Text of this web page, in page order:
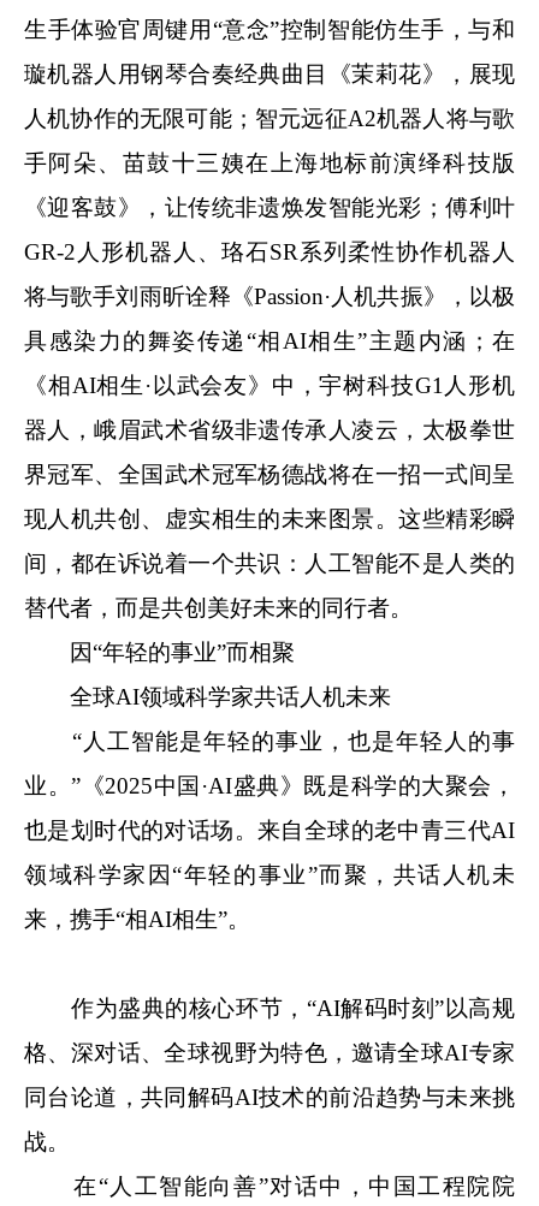
生手体验官周键用“意念”控制智能仿生手，与和
璇机器人用钢琴合奏经典曲目《茉莉花》，展现
人机协作的无限可能；智元远征A2机器人将与歌
手阿朵、苗鼓十三姨在上海地标前演绎科技版
《迎客鼓》，让传统非遗焕发智能光彩；傅利叶
GR-2人形机器人、珞石SR系列柔性协作机器人
将与歌手刘雨昕诠释《Passion·人机共振》，以极
具感染力的舞姿传递“相AI相生”主题内涵；在
《相AI相生·以武会友》中，宇树科技G1人形机
器人，峨眉武术省级非遗传承人凌云，太极拳世
界冠军、全国武术冠军杨德战将在一招一式间呈
现人机共创、虚实相生的未来图景。这些精彩瞬
间，都在诉说着一个共识：人工智能不是人类的
替代者，而是共创美好未来的同行者。
因“年轻的事业”而相聚
全球AI领域科学家共话人机未来
“人工智能是年轻的事业，也是年轻人的事
业。”《2025中国·AI盛典》既是科学的大聚会，
也是划时代的对话场。来自全球的老中青三代AI
领域科学家因“年轻的事业”而聚，共话人机未
来，携手“相AI相生”。
作为盛典的核心环节，“AI解码时刻”以高规
格、深对话、全球视野为特色，邀请全球AI专家
同台论道，共同解码AI技术的前沿趋势与未来挑
战。
在“人工智能向善”对话中，中国工程院院